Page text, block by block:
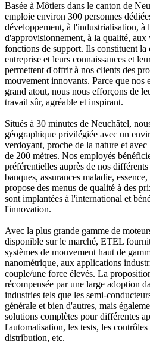
Basée à Môtiers dans le canton de
emploie environ 300 personnes
développement, à l'industrialisation, à
d'approvisionnement, à la qualité, aux
fonctions de support. Ils constituent la
entreprise et leurs connaissances et
permettent d'offrir à nos clients des
mouvement innovants. Parce que nos
grand atout, nous nous efforçons de
travail sûr, agréable et inspirant.
Situés à 30 minutes de Neuchâtel,
géographique privilégiée avec un
verdoyant, proche de la nature et
de 200 mètres. Nos employés
préférentielles auprès de nos
banques, assurances maladie,
propose des menus de qualité à des
sont implantées à l'international et
l'innovation.
Avec la plus grande gamme de
disponible sur le marché, ETEL
systèmes de mouvement haut de
nanométrique, aux applications
couple/une force élevés. La
récompensée par une large adoption
industries tels que les semi-
générale et bien d'autres, mais
solutions complètes pour différentes
l'automatisation, les tests, les
distribution, etc.